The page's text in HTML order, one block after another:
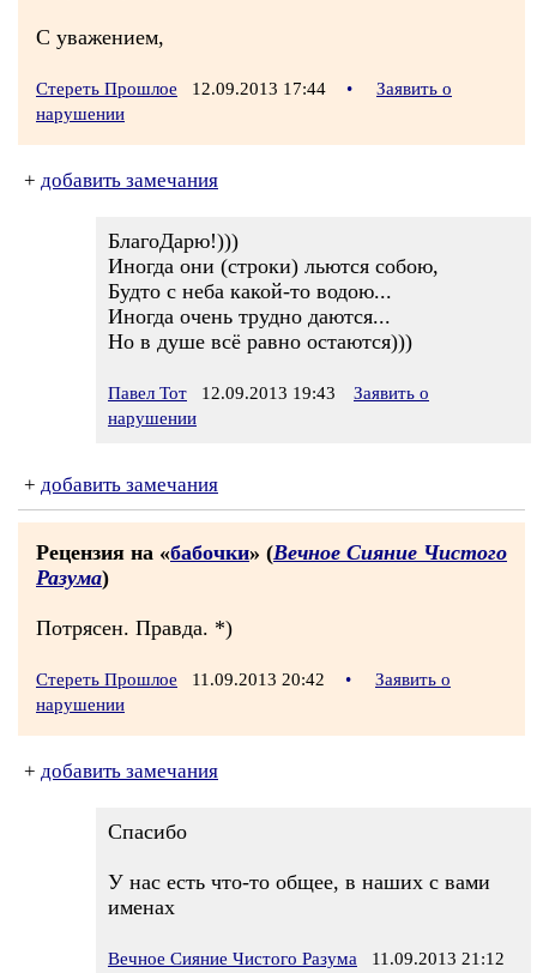
С уважением,
Стереть Прошлое 12.09.2013 17:44 •
Заявить о
нарушении
+ добавить замечания
БлагоДарю!)))
Иногда они (строки) льются собою,
Будто с неба какой-то водою...
Иногда очень трудно даются...
Но в душе всё равно остаются)))
Павел Тот 12.09.2013 19:43
Заявить о
нарушении
+ добавить замечания
Рецензия на «бабочки» (Вечное Сияние Чистого
Разума)
Потрясен. Правда. *)
Стереть Прошлое 11.09.2013 20:42 •
Заявить о
нарушении
+ добавить замечания
Спасибо
У нас есть что-то общее, в наших с вами
именах
Вечное Сияние Чистого Разума 11.09.2013 21:12